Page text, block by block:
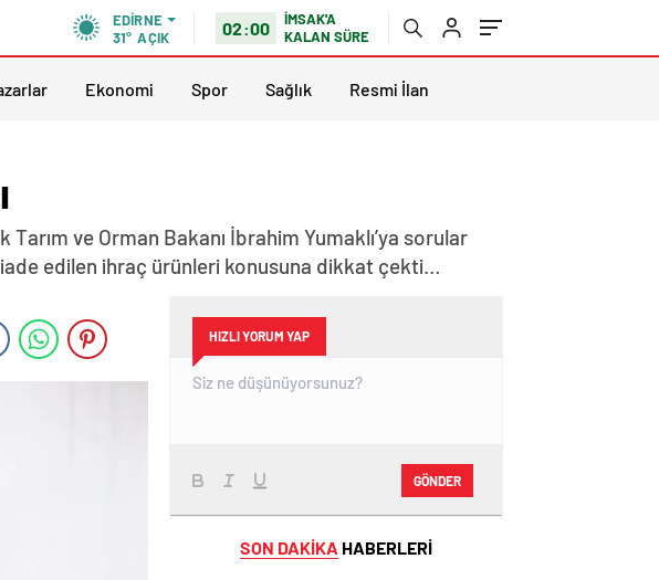
EDIRNE
31° AÇIK 02:00
İMSAK'A
KALAN SÜRE
Ekonomi Spor Sağlık Resmi İlan
ve Orman Bakanı İbrahim Yumaklı’ya sorular
iade edilen ihraç ürünleri konusuna dikkat çekti…
HIZLI YORUM YAP
GÖNDER
SON DAKİKA HABERLERİ